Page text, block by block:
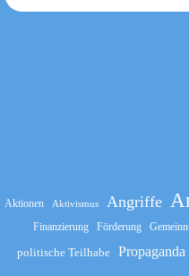
Aktionen Aktivismus Angriffe
Finanzierung Förderung
politische Teilhabe Propaganda